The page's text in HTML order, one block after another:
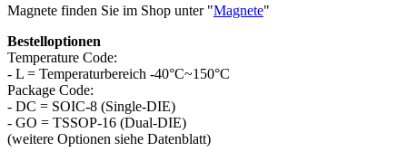
Magnete finden Sie im Shop unter "Magnete"
Bestelloptionen
Temperature Code:
- L = Temperaturbereich -40°C~150°C
Package Code:
- DC = SOIC-8 (Single-DIE)
- GO = TSSOP-16 (Dual-DIE)
(weitere Optionen siehe Datenblatt)